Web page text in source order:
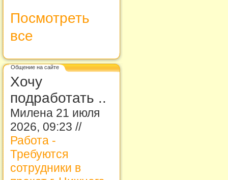
Посмотреть
все
Общение на сайте
Хочу
подработать ..
Милена 21 июля
2026, 09:23 //
Работа -
Требуются
сотрудники в